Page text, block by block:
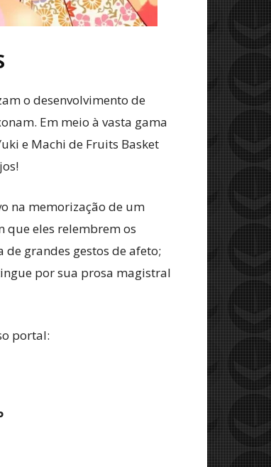
o desenvolvimento de
Em meio à vasta gama
e Machi de Fruits Basket
na memorização de um
que eles relembrem os
grandes gestos de afeto;
por sua prosa magistral
portal: